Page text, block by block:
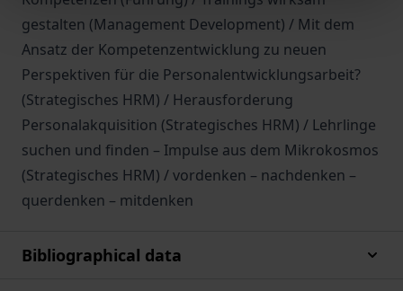
gestalten (Management Development) / Mit dem
Ansatz der Kompetenzentwicklung zu neuen
Perspektiven für die Personalentwicklungsarbeit?
(Strategisches HRM) / Herausforderung
Personalakquisition (Strategisches HRM) / Lehrlinge
suchen und finden – Impulse aus dem Mikrokosmos
(Strategisches HRM) / vordenken – nachdenken –
querdenken – mitdenken
Bibliographical data